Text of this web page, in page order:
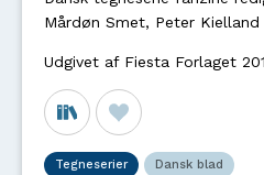
Mårdøn Smet, Peter
Udgivet af Fiesta Forlaget
Tegneserier Dansk blad